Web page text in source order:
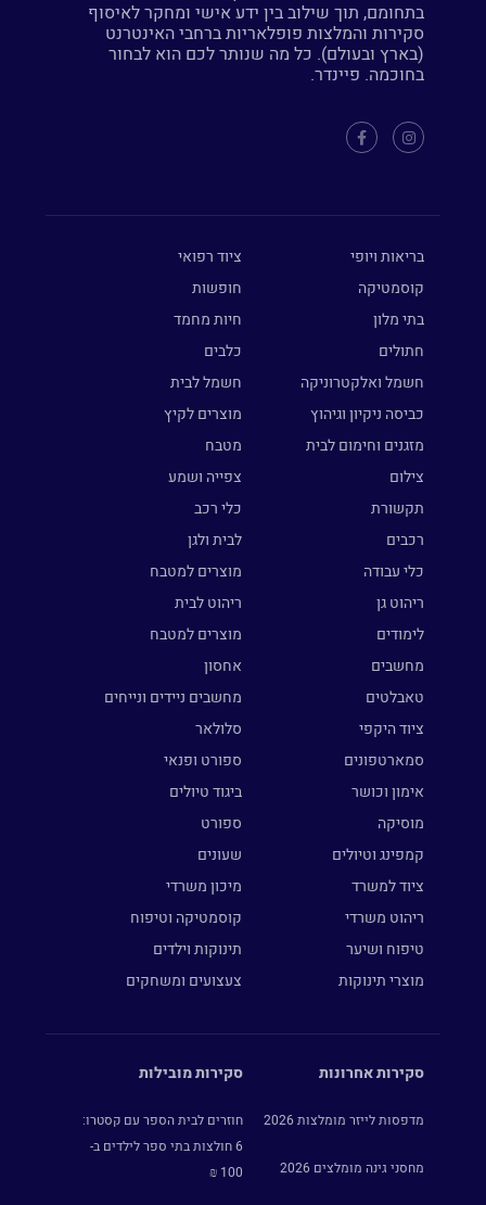
בתחומם, תוך שילוב בין ידע אישי ומחקר לאיסוף
סקירות והמלצות פופלאריות ברחבי האינטרנט
(בארץ ובעולם). כל מה שנותר לכם הוא לבחור
בחוכמה. פיינדר.
בריאות ויופי
ציוד רפואי
קוסמטיקה
חופשות
בתי מלון
חיות מחמד
חתולים
כלבים
חשמל ואלקטרוניקה
חשמל לבית
כביסה ניקיון וגיהוץ
מוצרים לקיץ
מזגנים וחימום לבית
מטבח
צילום
צפייה ושמע
תקשורת
כלי רכב
רכבים
לבית ולגן
כלי עבודה
מוצרים למטבח
ריהוט גן
ריהוט לבית
לימודים
מוצרים למטבח
מחשבים
אחסון
טאבלטים
מחשבים ניידים ונייחים
ציוד היקפי
סלולאר
סמארטפונים
ספורט ופנאי
אימון וכושר
ביגוד טיולים
מוסיקה
ספורט
קמפינג וטיולים
שעונים
ציוד למשרד
מיכון משרדי
ריהוט משרדי
קוסמטיקה וטיפוח
טיפוח ושיער
תינוקות וילדים
מוצרי תינוקות
צעצועים ומשחקים
סקירות אחרונות
מדפסות לייזר מומלצות 2026
מחסני גינה מומלצים 2026
סקירות מובילות
חוזרים לבית הספר עם קסטרו:
6 חולצות בתי ספר לילדים ב-
100 ₪